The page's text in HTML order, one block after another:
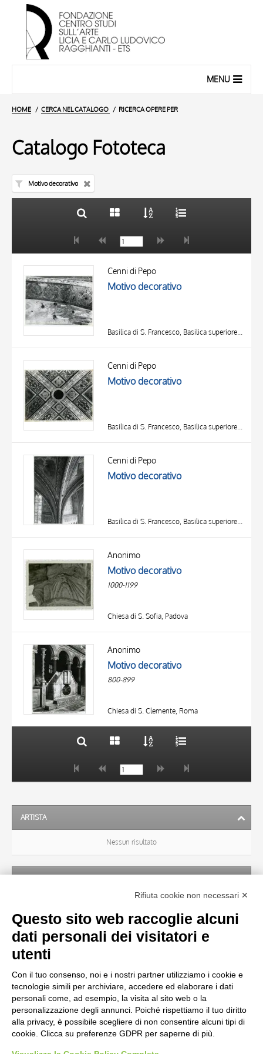
MENU
HOME CERCA NEL CATALOGO RICERCA OPERE PER
Catalogo Fototeca
Motivo decorativo
AUTORE
LOCALIZZAZIONE
20 RISULTATI
Cenni di Pepo
Motivo decorativo
Basilica di S. Francesco, Basilica superiore, Assisi
Cenni di Pepo
Motivo decorativo
Basilica di S. Francesco, Basilica superiore, Assisi
Cenni di Pepo
Motivo decorativo
Basilica di S. Francesco, Basilica superiore, Assisi
Anonimo
Motivo decorativo
1000-1199
Chiesa di S. Sofia, Padova
Anonimo
Motivo decorativo
800-899
Chiesa di S. Clemente, Roma
TITOLO
OGGETTO
ARTISTA
Nessun risultato
OGGETTO
LOCALIZZAZIONE
CRONOLOGIA
Rifiuta cookie non necessari ✕
Questo sito web raccoglie alcuni
dati personali dei visitatori e
utenti
Con il tuo consenso, noi e i nostri partner utilizziamo i cookie e
tecnologie simili per archiviare, accedere ed elaborare i dati
personali come, ad esempio, la visita al sito web o la
personalizzazione degli annunci. Poiché rispettiamo il tuo diritto
alla privacy, è possibile scegliere di non consentire alcuni tipi di
cookie. Clicca su preferenze GDPR per saperne di più.